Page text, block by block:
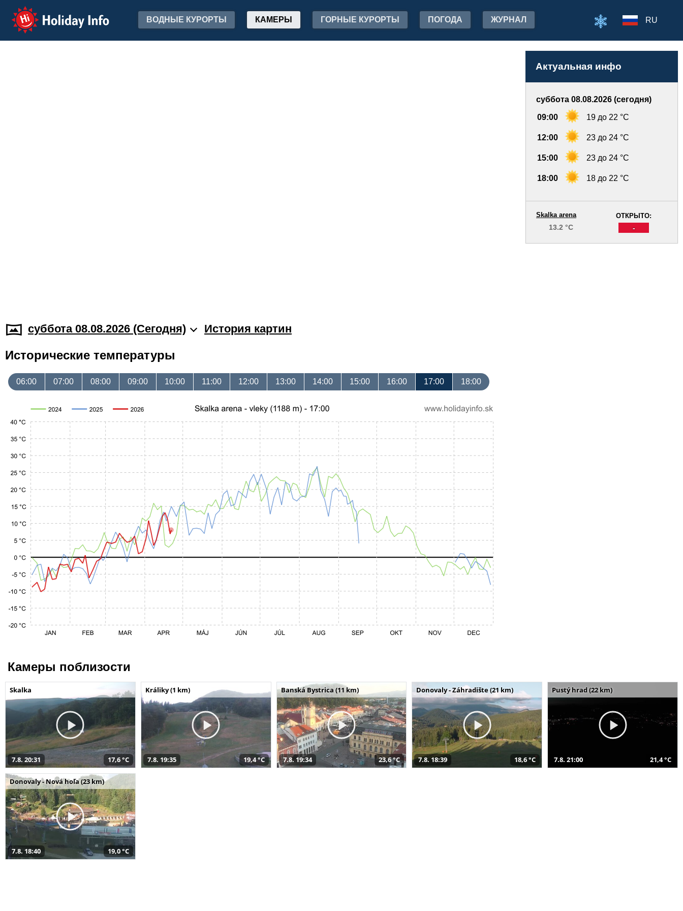
Holiday Info ВОДНЫЕ КУРОРТЫ КАМЕРЫ ГОРНЫЕ КУРОРТЫ ПОГОДА ЖУРНАЛ RU
Актуальная инфо
суббота 08.08.2026 (сегодня)
09:00 19 до 22 °C
12:00 23 до 24 °C
15:00 23 до 24 °C
18:00 18 до 22 °C
ОТКРЫТО:
-
Skalka arena
13.2 °C
суббота 08.08.2026 (Cегодня) История картин
Исторические температуры
06:00 07:00 08:00 09:00 10:00 11:00 12:00 13:00 14:00 15:00 16:00 17:00 18:00
Камеры поблизости
Skalka
7.8. 20:31 17,6 °C
Králiky (1 km)
7.8. 19:35 19,4 °C
Banská Bystrica (11 km)
7.8. 19:34 23,6 °C
Donovaly - Záhradište (21 km)
7.8. 18:39 18,6 °C
Pustý hrad (22 km)
7.8. 21:00 21,4 °C
Donovaly - Nová hoľa (23 km)
7.8. 18:40 19,0 °C